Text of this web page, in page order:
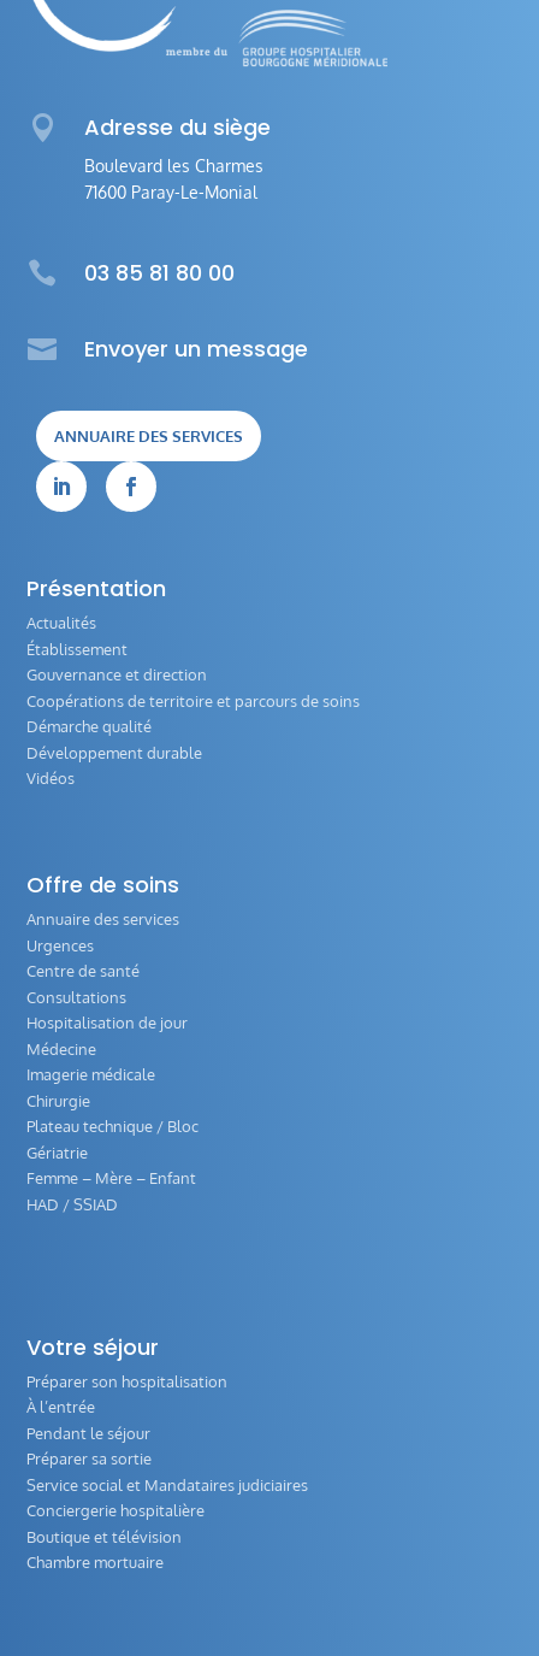
 Adresse du siège
Boulevard les Charmes
71600 Paray-Le-Monial
 03 85 81 80 00
 Envoyer un message
ANNUAIRE DES SERVICES
 
Présentation
Actualités
Établissement
Gouvernance et direction
Coopérations de territoire et parcours de soins
Démarche qualité
Développement durable
Vidéos
Offre de soins
Annuaire des services
Urgences
Centre de santé
Consultations
Hospitalisation de jour
Médecine
Imagerie médicale
Chirurgie
Plateau technique / Bloc
Gériatrie
Femme – Mère – Enfant
HAD / SSIAD
Votre séjour
Préparer son hospitalisation
À l’entrée
Pendant le séjour
Préparer sa sortie
Service social et Mandataires judiciaires
Conciergerie hospitalière
Boutique et télévision
Chambre mortuaire